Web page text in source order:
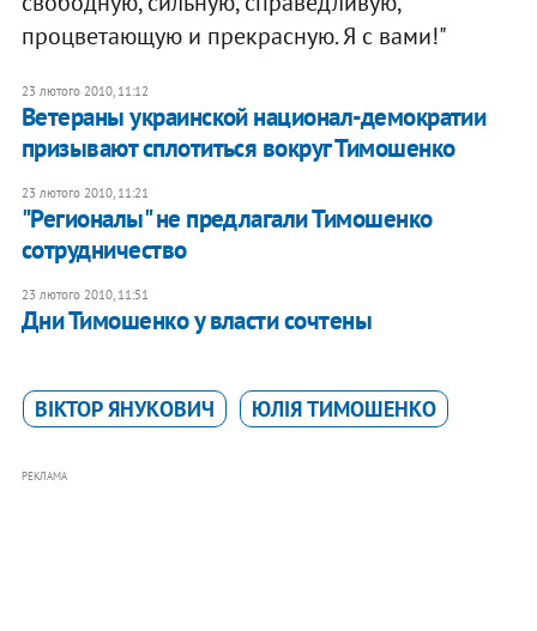
процветающую и прекрасную. Я с вами!"
23 лютого 2010, 11:12
Ветераны украинской национал-демократии
призывают сплотиться вокруг Тимошенко
23 лютого 2010, 11:21
"Регионалы" не предлагали Тимошенко
сотрудничество
23 лютого 2010, 11:51
Дни Тимошенко у власти сочтены
ВІКТОР ЯНУКОВИЧ ЮЛІЯ ТИМОШЕНКО
РЕКЛАМА